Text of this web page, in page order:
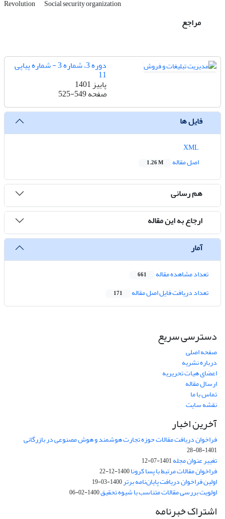
Revolution Social security organization
مراجع
دوره 3، شماره 3 - شماره پیاپی
11
پاییز 1401
صفحه525-549
فایل ها
اصل مقاله
1.26 M
هم رسانی
ارجاع به این مقاله
آمار
تعداد مشاهده مقاله 661
تعداد دریافت فایل اصل مقاله 171
دسترسی سریع
صفحه اصلی
درباره نشریه
اعضای هیات تحریریه
ارسال مقاله
تماس با ما
نقشه سایت
آخرین اخبار
فراخوان دریافت مقالات حوزه تجارت هوشمند و هوش مصنوعی در بازرگانی
1401-08-28
تغییر عنوان مجله1401-07-12
فراخوان مقالات مرتبط با پسا کرونا1400-12-22
اولین فراخوان دریافت پایان‌نامه برتر1400-03-19
اولویت بررسی مقالات متناسب با شیوه تحقیق1400-02-06
اشتراک خبرنامه